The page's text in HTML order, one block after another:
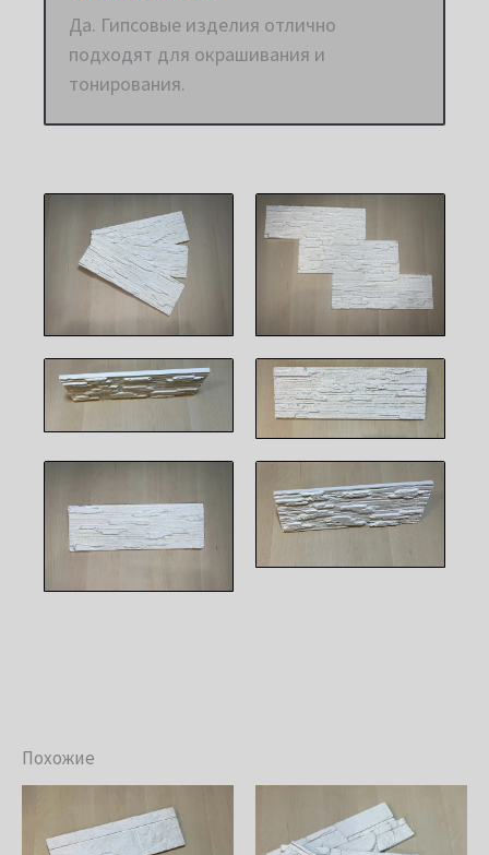
Да. Гипсовые изделия отлично
подходят для окрашивания и
тонирования.
Похожие